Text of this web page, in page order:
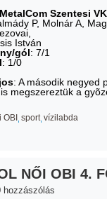
Szentesi VK
P, Molnár A,
István
gól: 7/1
: 1/0
: A második negyed
megszereztük a
OBI sport vízilabda
NŐI OBI 4.
hozzászólás